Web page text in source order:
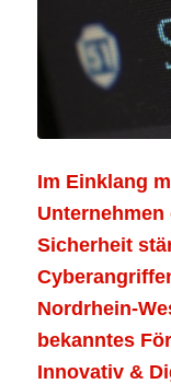
Im Einklang
Sicherheit
Nordrhein-
bekanntes
Innovativ &